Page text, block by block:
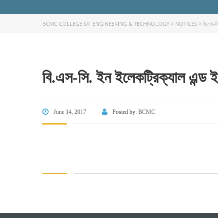
BCMC COLLEGE OF ENGINEERING & TECHNOLOGY > NOTICES > বি.এস-
বি.এস-সি. ইন ইলেকট্রিক্যাল এন্ড
June 14, 2017 Posted by: BCMC
FACEBOOK PRIMARY PAGE